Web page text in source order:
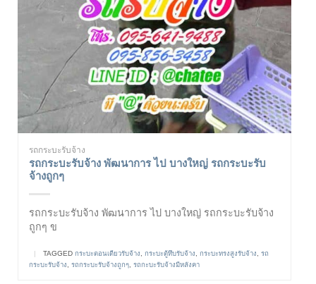
รถกระบะรับจ้าง
รถกระบะรับจ้าง พัฒนาการ ไป บางใหญ่ รถกระบะรับ
จ้างถูกๆ
รถกระบะรับจ้าง พัฒนาการ ไป บางใหญ่ รถกระบะรับจ้าง
ถูกๆ ข
| TAGGED กระบะตอนเดียวรับจ้าง, กระบะตู้ทึบรับจ้าง, กระบะทรงสูงรับจ้าง, รถ
กระบะรับจ้าง, รถกระบะรับจ้างถูกๆ, รถกะบะรับจ้างมีหลังคา